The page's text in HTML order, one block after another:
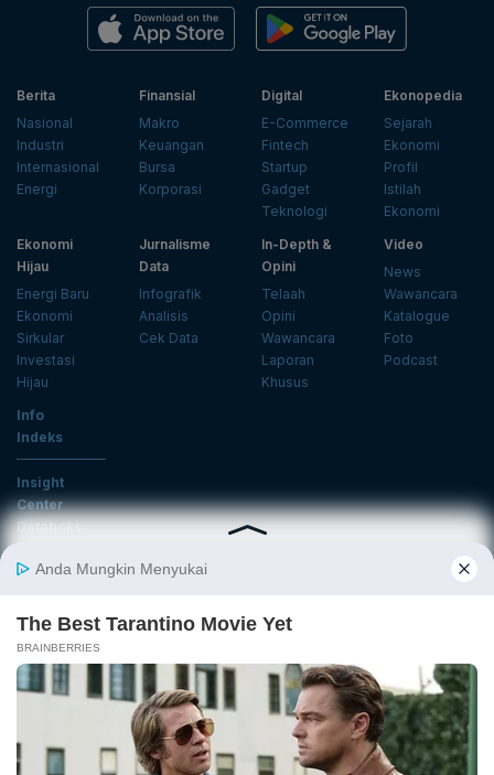
Berita
Nasional
Industri
Internasional
Energi
Finansial
Makro
Keuangan
Bursa
Korporasi
Digital
E-Commerce
Fintech
Startup
Gadget
Teknologi
Ekonopedia
Sejarah
Ekonomi
Profil
Istilah
Ekonomi
Ekonomi
Hijau
Energi Baru
Ekonomi
Sirkular
Investasi
Hijau
Jurnalisme
Data
Infografik
Analisis
Cek Data
In-Depth &
Opini
Telaah
Opini
Wawancara
Laporan
Khusus
Video
News
Wawancara
Katalogue
Foto
Podcast
Info
Indeks
Insight
Center
Databoks
KatadataOto
Langganan Newsletter
Email
Daftar